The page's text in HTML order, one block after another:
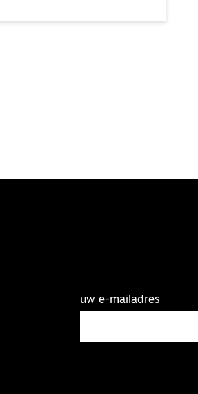
uw e-mailadres